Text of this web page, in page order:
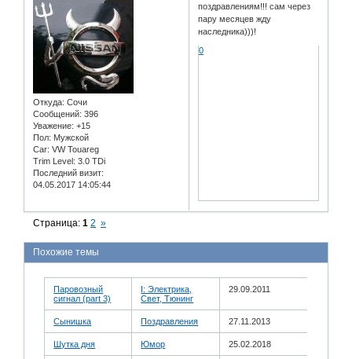
Откуда: Сочи
Сообщений: 396
Уважение: +15
Пол: Мужской
Car: VW Touareg
Trim Level: 3.0 TDi
Последний визит:
04.05.2017 14:05:44
поздравлениям!!! сам через
пару месяцев жду
наследника)))!
0
Страница:1 2 »
Похожие темы
Паровозный
сигнал (part 3)
I: Электрика,
Свет, Тюнинг
29.09.2011
Сынишка Поздравления 27.11.2013
Шутка дня Юмор 25.02.2018